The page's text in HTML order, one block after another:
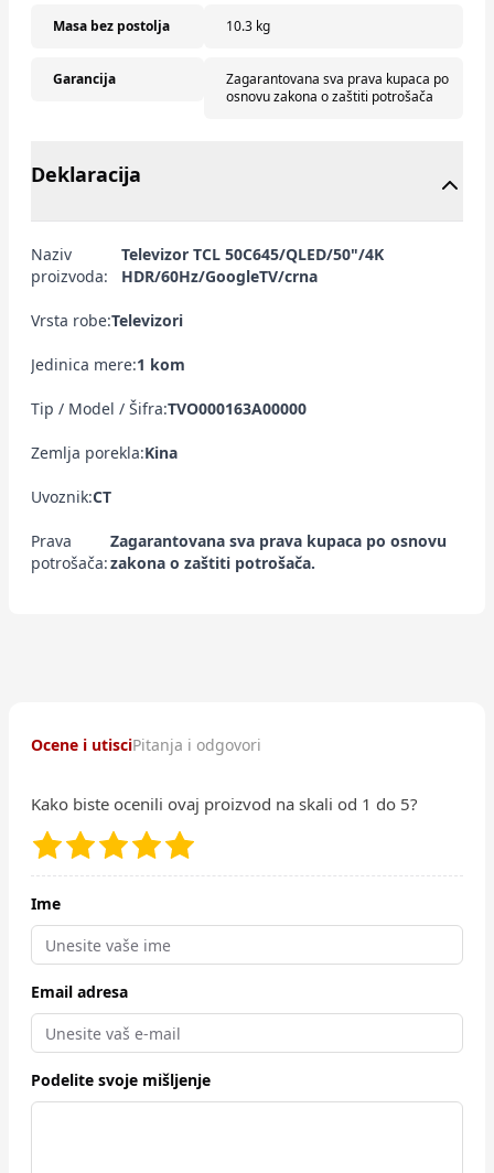
Masa bez postolja 10.3 kg
Garancija
Zagarantovana sva prava kupaca po
osnovu zakona o zaštiti potrošača
Deklaracija
Naziv
proizvoda:
Televizor TCL 50C645/QLED/50"/4K
HDR/60Hz/GoogleTV/crna
Vrsta robe:Televizori
Jedinica mere:1 kom
Tip / Model / Šifra:TVO000163A00000
Zemlja porekla:Kina
Uvoznik:CT
Prava
potrošača:
Zagarantovana sva prava kupaca po osnovu
zakona o zaštiti potrošača.
Ocene i utisciPitanja i odgovori
Kako biste ocenili ovaj proizvod na skali od 1 do 5?
Ime
Email adresa
Podelite svoje mišljenje